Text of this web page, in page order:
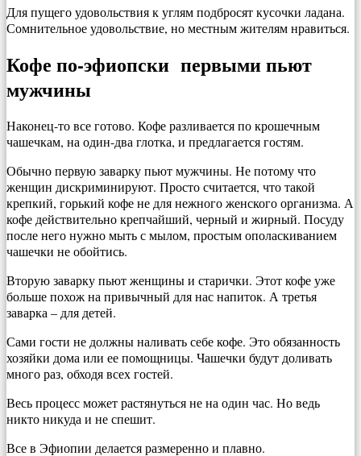
Для пущего удовольствия к углям подбросят кусочки ладана.
Сомнительное удовольствие, но местным жителям нравиться.
Кофе по-эфиопски первыми пьют
мужчины
Наконец-то все готово. Кофе разливается по крошечным
чашечкам, на один-два глотка, и предлагается гостям.
Обычно первую заварку пьют мужчины. Не потому что
женщин дискриминируют. Просто считается, что такой
крепкий, горький кофе не для нежного женского организма. А
кофе действительно крепчайший, черный и жирный. Посуду
после него нужно мыть с мылом, простым ополаскиванием
чашечки не обойтись.
Вторую заварку пьют женщины и старички. Этот кофе уже
больше похож на привычный для нас напиток. А третья
заварка – для детей.
Сами гости не должны наливать себе кофе. Это обязанность
хозяйки дома или ее помощницы. Чашечки будут доливать
много раз, обходя всех гостей.
Весь процесс может растянуться не на один час. Но ведь
никто никуда и не спешит.
Все в Эфиопии делается размеренно и плавно.